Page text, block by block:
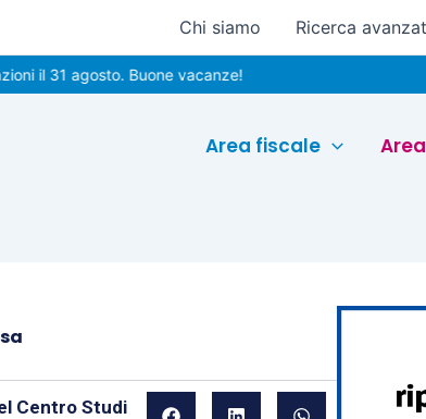
Chi siamo Ricerca
agosto. Buone vacanze!
Area fiscale
Centro Studi